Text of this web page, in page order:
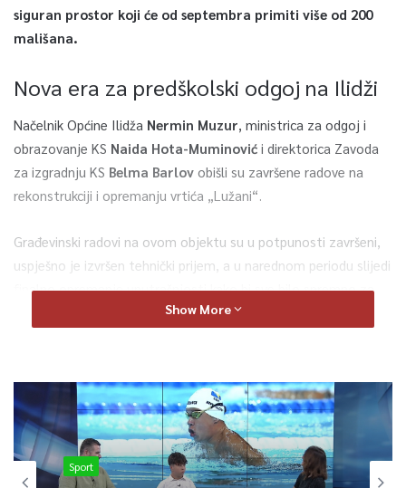
siguran prostor koji će od septembra primiti više od 200
mališana.
Nova era za predškolski odgoj na Ilidži
Načelnik Općine Ilidža Nermin Muzur , ministrica za odgoj i
obrazovanje KS Naida Hota-Muminović i direktorica Zavoda
za izgradnju KS Belma Barlov obišli su završene radove na
rekonstrukciji i opremanju vrtića „Lužani“.
Građevinski radovi na ovom objektu su u potpunosti završeni,
uspješno je izvršen tehnički prijem, a u narednom periodu slijedi
finalno opremanje unutrašnjosti kako bi sve bilo spremno za
Kapacitet:Više od 200 djece raspoređene u11 odgojnih
grupa.
Status:Najveći predškolski objekat u Kantonu Sarajevo.
Početak rada:Prve mališane prima već useptembru.
Show More
Sport